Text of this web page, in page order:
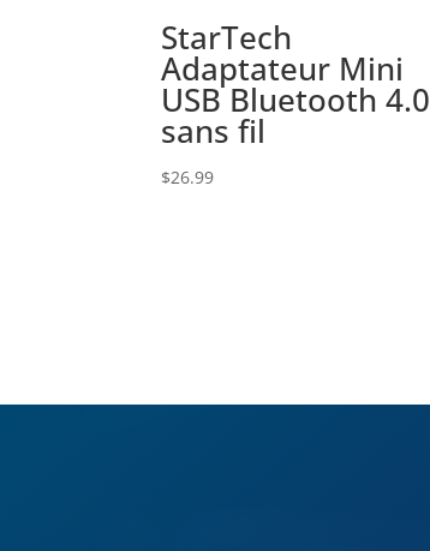
StarTech
Adaptateur Mini
USB Bluetooth 4.0
sans fil
$26.99